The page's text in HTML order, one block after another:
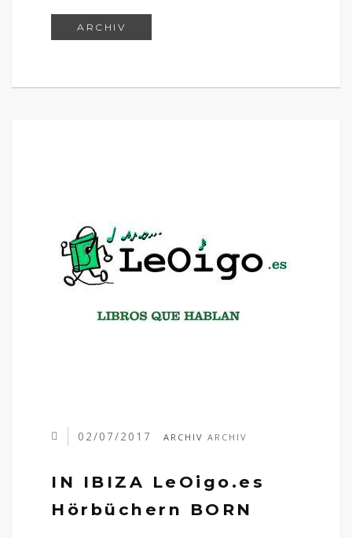
ARCHIV
02/07/2017 ARCHIVARCHIV
IN IBIZA LeOigo.es
Hörbüchern BORN